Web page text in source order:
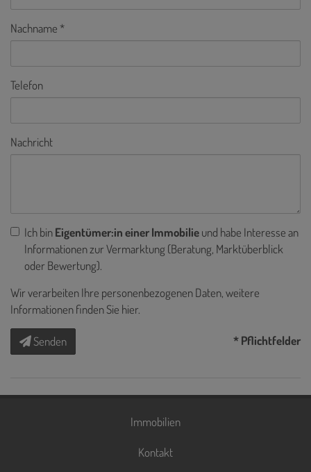
Nachname
Telefon
Nachricht
Ich binEigentümer:in einer Immobilieund habe Interesse an
Informationen zur Vermarktung (Beratung, Marktüberblick
oder Bewertung).
Wir verarbeiten Ihre personenbezogenen Daten, weitere
Informationen finden Sie hier.
Senden * Pflichtfelder
Immobilien
Kontakt